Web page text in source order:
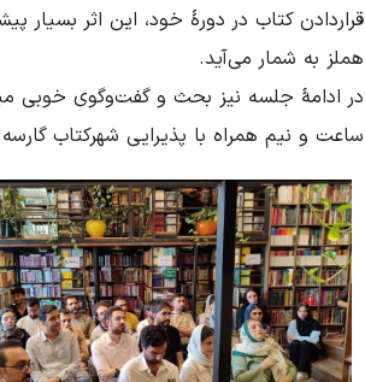
قراردادن کتاب در دورهٔ خود، این اثر بسیار
هملز به شمار می‌آید.
در ادامهٔ جلسه نیز بحث و گفت‌وگوی خوبی
ساعت و نیم همراه با پذیرایی شهرکتاب